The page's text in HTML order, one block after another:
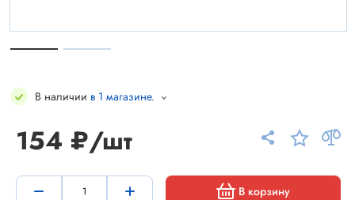
В наличии в 1 магазине.
154 ₽/шт
В корзину